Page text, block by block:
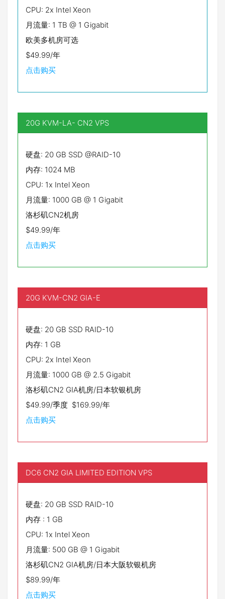
CPU: 2x Intel Xeon
月流量: 1 TB @ 1 Gigabit
欧美多机房可选
$49.99/年
点击购买
20G KVM-LA- CN2 VPS
硬盘: 20 GB SSD @RAID-10
内存: 1024 MB
CPU: 1x Intel Xeon
月流量: 1000 GB @ 1 Gigabit
洛杉矶CN2机房
$49.99/年
点击购买
20G KVM-CN2 GIA-E
硬盘: 20 GB SSD RAID-10
内存: 1 GB
CPU: 2x Intel Xeon
月流量: 1000 GB @ 2.5 Gigabit
洛杉矶CN2 GIA机房/日本软银机房
$49.99/季度 $169.99/年
点击购买
DC6 CN2 GIA LIMITED EDITION VPS
硬盘: 20 GB SSD RAID-10
内存 : 1 GB
CPU: 1x Intel Xeon
月流量: 500 GB @ 1 Gigabit
洛杉矶CN2 GIA机房/日本大阪软银机房
$89.99/年
点击购买